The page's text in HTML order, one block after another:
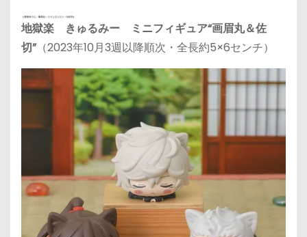
地獄楽 きゅるみー ミニフィギュア“画眉丸＆佐
切”（2023年10月3週以降順次・全長約5×6センチ）